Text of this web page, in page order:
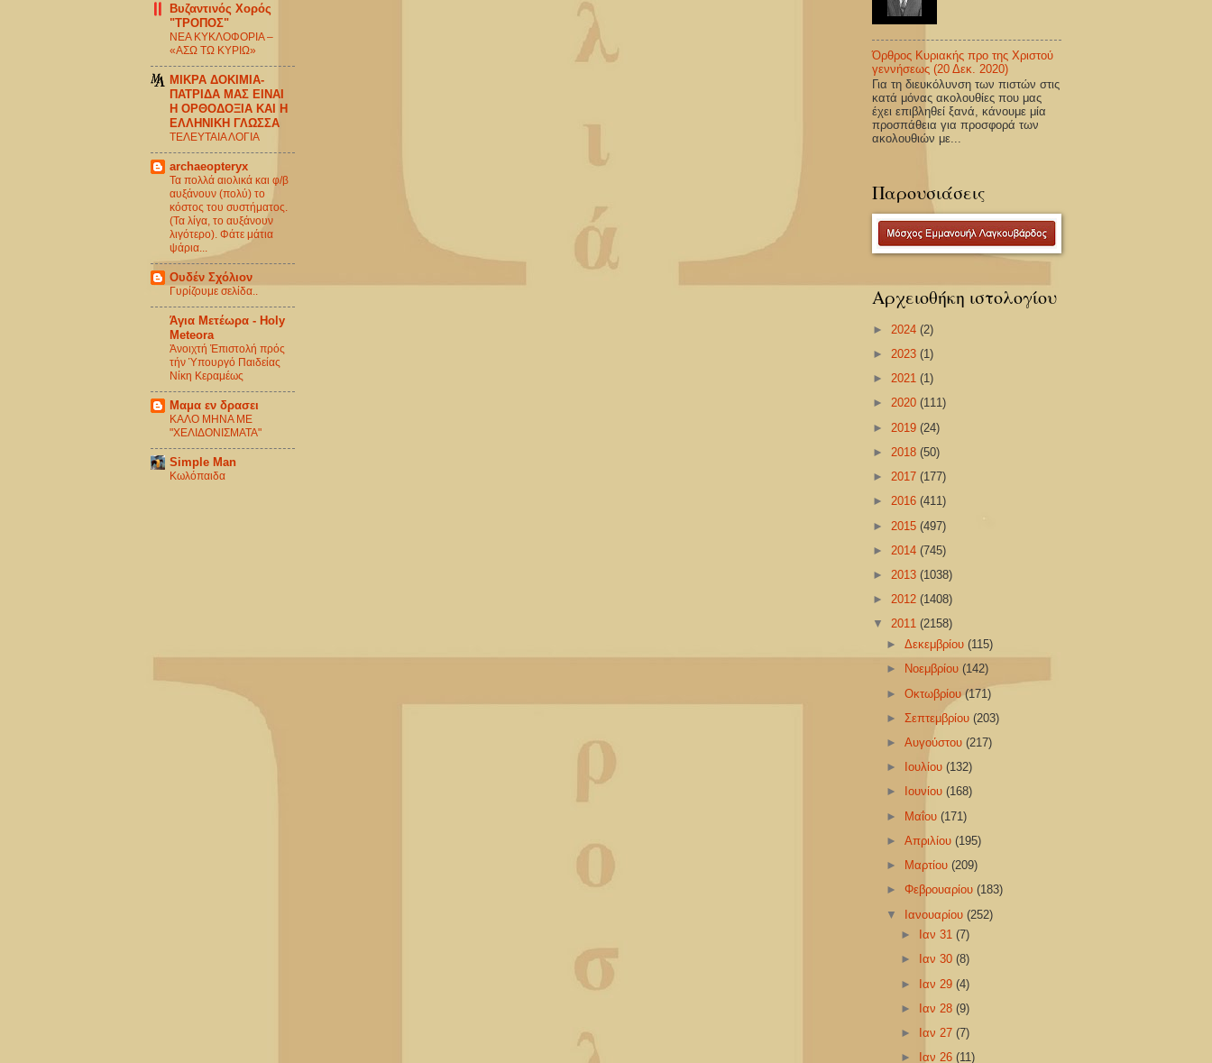
Βυζαντινός Χορός
"ΤΡΟΠΟΣ"
ΝΕΑ ΚΥΚΛΟΦΟΡΙΑ –
«ΑΣΩ ΤΩ ΚΥΡΙΩ»
ΜΙΚΡΑ ΔΟΚΙΜΙΑ-
ΠΑΤΡΙΔΑ ΜΑΣ ΕΙΝΑΙ
Η ΟΡΘΟΔΟΞΙΑ ΚΑΙ Η
ΕΛΛΗΝΙΚΗ ΓΛΩΣΣΑ
ΤΕΛΕΥΤΑΙΑ ΛΟΓΙΑ
archaeopteryx
Τα πολλά αιολικά και φ/β
αυξάνουν (πολύ) το
κόστος του συστήματος.
(Τα λίγα, το αυξάνουν
λιγότερο). Φάτε μάτια
ψάρια...
Ουδέν Σχόλιον
Γυρίζουμε σελίδα..
Άγια Μετέωρα - Holy
Meteora
Ἀνοιχτή Ἐπιστολή πρός
τήν Ὑπουργό Παιδείας
Νίκη Κεραμέως
Μαμα εν δρασει
ΚΑΛΟ ΜΗΝΑ ΜΕ
"ΧΕΛΙΔΟΝΙΣΜΑΤΑ"
Simple Man
Κωλόπαιδα
Όρθρος Κυριακής προ της Χριστού
γεννήσεως (20 Δεκ. 2020)
Για τη διευκόλυνση των πιστών στις
κατά μόνας ακολουθίες που μας
έχει επιβληθεί ξανά, κάνουμε μία
προσπάθεια για προσφορά των
ακολουθιών με...
Παρουσιάσεις
Αρχειοθήκη ιστολογίου
► 2024 (2)
► 2023 (1)
► 2021 (1)
► 2020 (111)
► 2019 (24)
► 2018 (50)
► 2017 (177)
► 2016 (411)
► 2015 (497)
► 2014 (745)
► 2013 (1038)
► 2012 (1408)
▼ 2011 (2158)
►Δεκεμβρίου(115)
►
Νοεμβρίου(142)
►Οκτωβρίου(171)
►Σεπτεμβρίου(203)
►Αυγούστου(217)
►
Ιουλίου(132)
►
Ιουνίου(168)
► Μαΐου(171)
►Απριλίου(195)
►
Μαρτίου(209)
►Φεβρουαρίου(183)
▼ Ιανουαρίου(252)
►
Ιαν 31 (7)
►
Ιαν 30 (8)
► Ιαν 29 (4)
►
Ιαν 28 (9)
►
Ιαν 27 (7)
►
Ιαν 26 (11)